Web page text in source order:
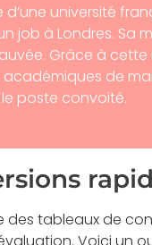
université
job à Londres. Sa
Grâce à
de
le poste convoité.
des tableaux de